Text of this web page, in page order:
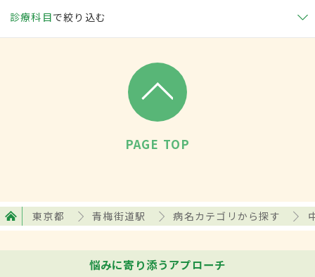
診療科目で絞り込む
PAGE TOP
東京都 青梅街道駅 病名カテゴリから探す
悩みに寄り添うアプローチ